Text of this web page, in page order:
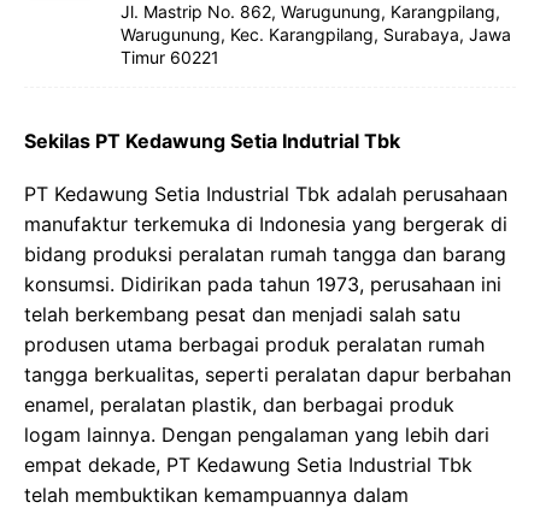
Jl. Mastrip No. 862, Warugunung, Karangpilang,
Warugunung, Kec. Karangpilang, Surabaya, Jawa
Timur 60221
Sekilas PT Kedawung Setia Indutrial Tbk
PT Kedawung Setia Industrial Tbk adalah perusahaan
manufaktur terkemuka di Indonesia yang bergerak di
bidang produksi peralatan rumah tangga dan barang
konsumsi. Didirikan pada tahun 1973, perusahaan ini
telah berkembang pesat dan menjadi salah satu
produsen utama berbagai produk peralatan rumah
tangga berkualitas, seperti peralatan dapur berbahan
enamel, peralatan plastik, dan berbagai produk
logam lainnya. Dengan pengalaman yang lebih dari
empat dekade, PT Kedawung Setia Industrial Tbk
telah membuktikan kemampuannya dalam